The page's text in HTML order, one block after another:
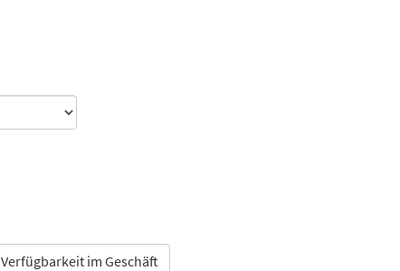
Verfügbarkeit im Geschäft